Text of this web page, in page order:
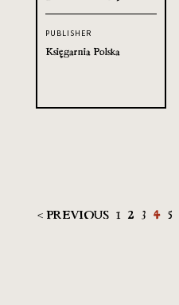
PUBLISHER
Księgarnia Polska
< PREVIOUS 1 2 3 4 5